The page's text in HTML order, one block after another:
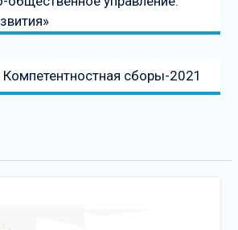
запись
Компетентностная сборы-2021